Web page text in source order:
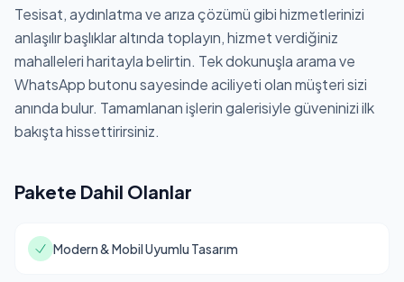
Tesisat, aydınlatma ve arıza çözümü gibi hizmetlerinizi
anlaşılır başlıklar altında toplayın, hizmet verdiğiniz
mahalleleri haritayla belirtin. Tek dokunuşla arama ve
WhatsApp butonu sayesinde aciliyeti olan müşteri sizi
anında bulur. Tamamlanan işlerin galerisiyle güveninizi ilk
bakışta hissettirirsiniz.
Pakete Dahil Olanlar
Modern & Mobil Uyumlu Tasarım